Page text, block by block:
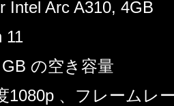
Intel Arc A310, 4GB
11
の空き容量
1080p 、フレームレ